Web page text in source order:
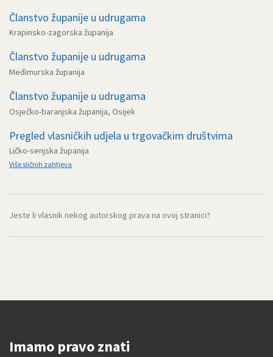
Članstvo županije u udrugama
Krapinsko-zagorska županija
Članstvo županije u udrugama
Međimurska županija
Članstvo županije u udrugama
Osječko-baranjska županija, Osijek
Pregled vlasničkih udjela u trgovačkim društvima
Ličko-senjska županija
Više sličnih zahtjeva
Jeste li vlasnik nekog autorskog prava na ovoj stranici?
Imamo pravo znati